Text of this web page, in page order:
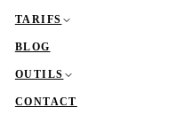
TARIFS
BLOG
OUTILS
CONTACT